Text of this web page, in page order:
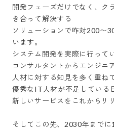
開発フェーズだけでなく、ク
き合って解決する
ソリューションで昨対200〜
います。
システム開発を実際に行って
コンサルタントからエンジニ
人材に対する知見を多く重ね
優秀なIT人材が不足している
新しいサービスをこれからリ
そしてこの先、2030年まで